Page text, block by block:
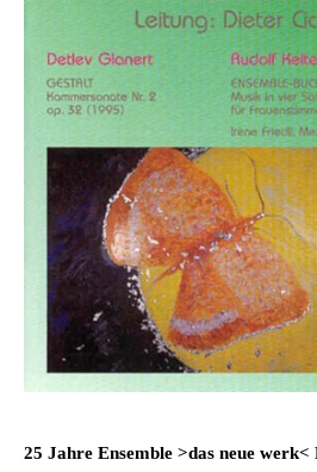
25 Jahre Ensemble >das neue